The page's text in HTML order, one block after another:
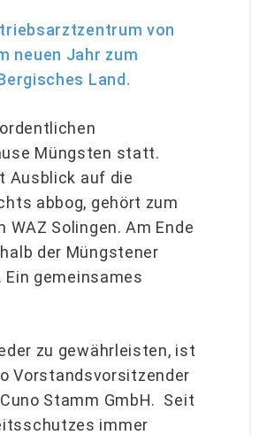
von
neuen Jahr zum
Land.
Müngsten statt.
Ausblick auf die
abbog, gehört zum
WAZ Solingen. Am Ende
der Müngstener
Ein gemeinsames
zu gewährleisten, ist
Vorstandsvorsitzender
Stamm GmbH. Seit
immer